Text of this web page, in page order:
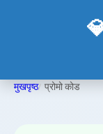
मुखपृष्ठ प्रोमो कोड